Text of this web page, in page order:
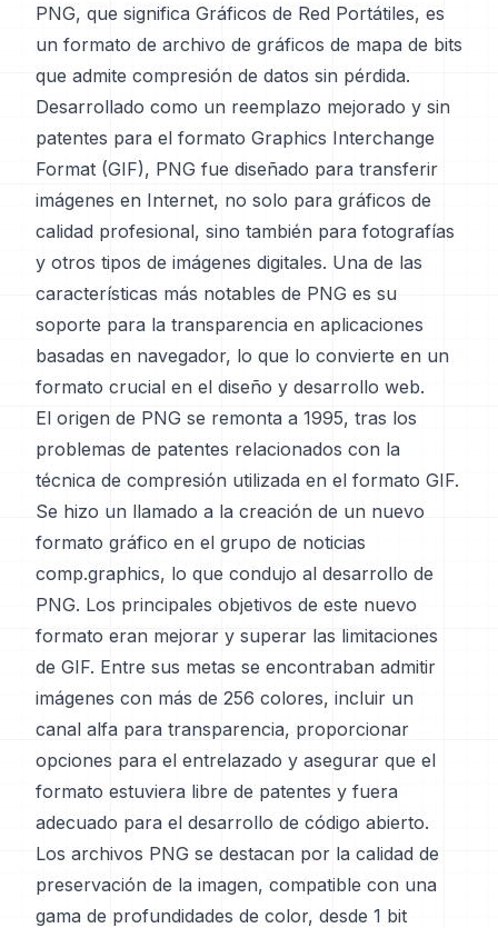
PNG, que significa Gráficos de Red Portátiles, es
un formato de archivo de gráficos de mapa de bits
que admite compresión de datos sin pérdida.
Desarrollado como un reemplazo mejorado y sin
patentes para el formato Graphics Interchange
Format (GIF), PNG fue diseñado para transferir
imágenes en Internet, no solo para gráficos de
calidad profesional, sino también para fotografías
y otros tipos de imágenes digitales. Una de las
características más notables de PNG es su
soporte para la transparencia en aplicaciones
basadas en navegador, lo que lo convierte en un
formato crucial en el diseño y desarrollo web.
El origen de PNG se remonta a 1995, tras los
problemas de patentes relacionados con la
técnica de compresión utilizada en el formato GIF.
Se hizo un llamado a la creación de un nuevo
formato gráfico en el grupo de noticias
comp.graphics, lo que condujo al desarrollo de
PNG. Los principales objetivos de este nuevo
formato eran mejorar y superar las limitaciones
de GIF. Entre sus metas se encontraban admitir
imágenes con más de 256 colores, incluir un
canal alfa para transparencia, proporcionar
opciones para el entrelazado y asegurar que el
formato estuviera libre de patentes y fuera
adecuado para el desarrollo de código abierto.
Los archivos PNG se destacan por la calidad de
preservación de la imagen, compatible con una
gama de profundidades de color, desde 1 bit